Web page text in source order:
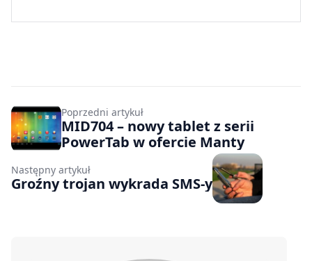
Poprzedni artykuł
MID704 – nowy tablet z serii
PowerTab w ofercie Manty
Następny artykuł
Groźny trojan wykrada SMS-y